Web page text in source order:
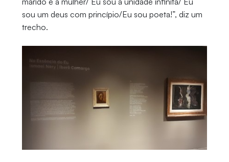
sou um deus com princípio/Eu sou poeta!”, diz um
trecho.